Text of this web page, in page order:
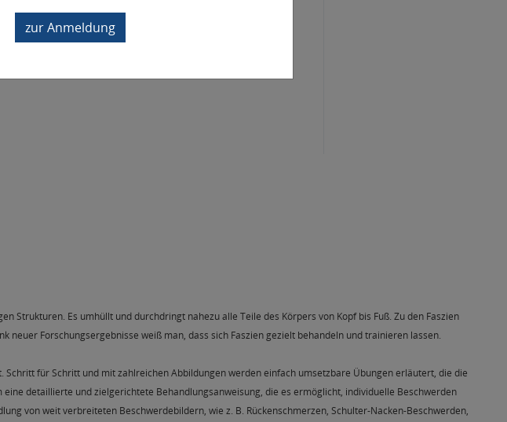
zur Anmeldung
Es umhüllt und durchdringt nahezu alle Teile des Körpers von Kopf bis Fuß. Zu den Faszien
Forschungsergebnisse weiß man, dass sich Faszien gezielt behandeln und trainieren lassen.
für Schritt und mit zahlreichen Abbildungen werden einfach umsetzbare Übungen erläutert, die die
detaillierte und zielgerichtete Behandlungsanweisung, die es ermöglicht, individuelle Beschwerden
von weit verbreiteten Beschwerdebildern, wie z. B. Rückenschmerzen, Schulter-Nacken-Beschwerden,